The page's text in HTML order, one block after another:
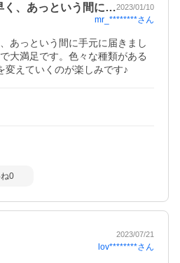
く、あっという間に…2023/01/10
mr_********さん
あっという間に手元に届きまし
大満足です。色々な種類がある
変えていくのが楽しみです♪
0
2023/07/21
lov********さん